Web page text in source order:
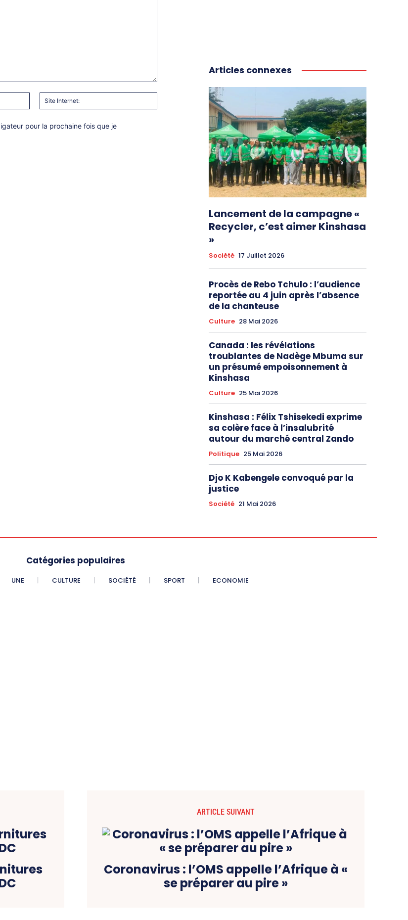
Email
:*
Internet:
pour la prochaine fois que je
Articles connexes
Lancement de la campagne «
Recycler, c’est aimer Kinshasa
»
Société 17 Juillet 2026
Procès de Rebo Tchulo : l’audience
reportée au 4 juin après l’absence
de la chanteuse
Culture 28 Mai 2026
Canada : les révélations
troublantes de Nadège Mbuma sur
un présumé empoisonnement à
Kinshasa
Culture 25 Mai 2026
Kinshasa : Félix Tshisekedi exprime
sa colère face à l’insalubrité
autour du marché central Zando
Politique 25 Mai 2026
Djo K Kabengele convoqué par la
justice
Société 21 Mai 2026
Catégories populaires
UNE CULTURE SOCIÉTÉ SPORT ECONOMIE
ARTICLE SUIVANT
Coronavirus : l’OMS appelle l’Afrique à «
se préparer au pire »